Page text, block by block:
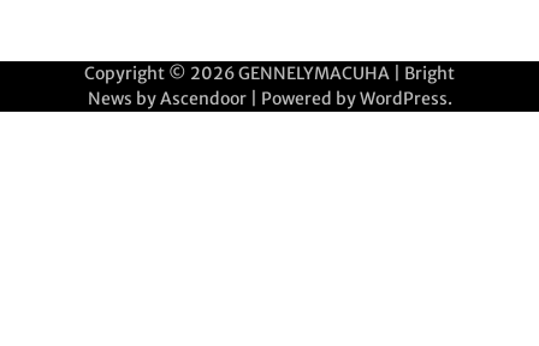
Copyright © 2026GENNELYMACUHA | Bright
News byAscendoor| Powered byWordPress.